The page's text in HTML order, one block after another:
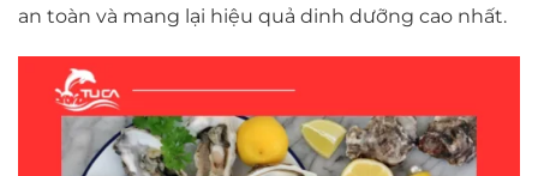
an toàn và mang lại hiệu quả dinh dưỡng cao nhất.